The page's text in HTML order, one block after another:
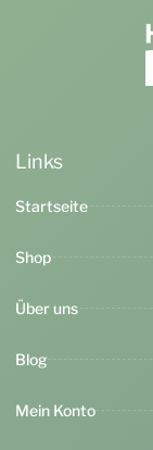
Links
Startseite
Shop
Über uns
Blog
Mein Konto